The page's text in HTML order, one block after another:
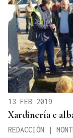
13 FEB 2019
Xardinería e
REDACCIÓN |